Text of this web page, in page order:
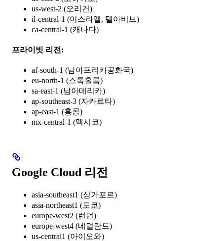
us-west-2 (오리건)
il-central-1 (이스라엘, 텔아비브)
ca-central-1 (캐나다)
프라이빗 리전:
af-south-1 (남아프리카공화국)
eu-north-1 (스톡홀름)
sa-east-1 (남아메리카)
ap-southeast-3 (자카르타)
ap-east-1 (홍콩)
mx-central-1 (멕시코)
Google Cloud 리전
asia-southeast1 (싱가포르)
asia-northeast1 (도쿄)
europe-west2 (런던)
europe-west4 (네덜란드)
us-central1 (아이오와)